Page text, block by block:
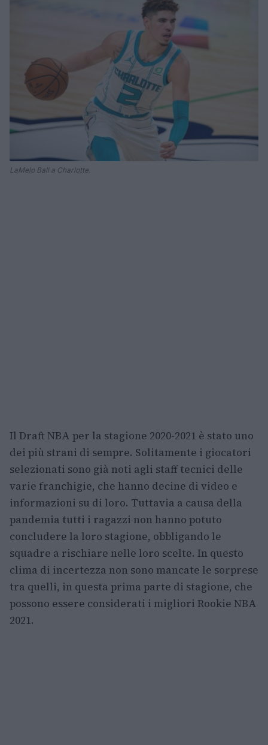
LaMelo Ball a Charlotte.
Il Draft NBA per la stagione 2020-2021 è stato uno
dei più strani di sempre. Solitamente i giocatori
selezionati sono già noti agli staff tecnici delle
varie franchigie, che hanno decine di video e
informazioni su di loro. Tuttavia a causa della
pandemia tutti i ragazzi non hanno potuto
concludere la loro stagione, obbligando le
squadre a rischiare nelle loro scelte. In questo
clima di incertezza non sono mancate le sorprese
tra quelli, in questa prima parte di stagione, che
possono essere considerati i migliori Rookie NBA
2021.